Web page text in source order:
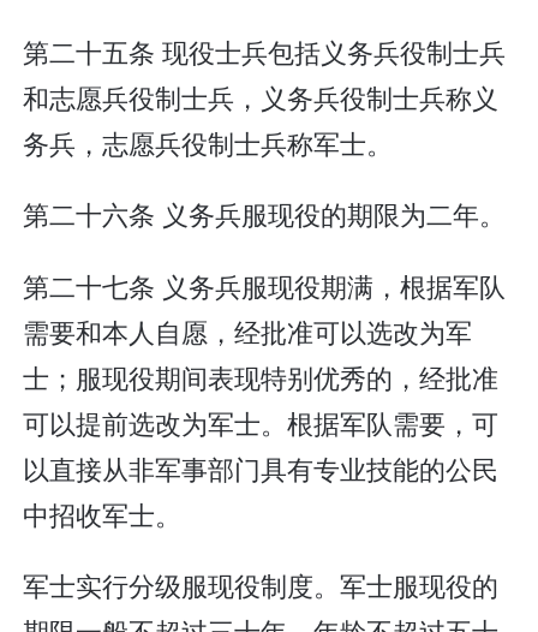
第二十五条 现役士兵包括义务兵役制士兵
和志愿兵役制士兵，义务兵役制士兵称义
务兵，志愿兵役制士兵称军士。
第二十六条 义务兵服现役的期限为二年。
第二十七条 义务兵服现役期满，根据军队
需要和本人自愿，经批准可以选改为军
士；服现役期间表现特别优秀的，经批准
可以提前选改为军士。根据军队需要，可
以直接从非军事部门具有专业技能的公民
中招收军士。
军士实行分级服现役制度。军士服现役的